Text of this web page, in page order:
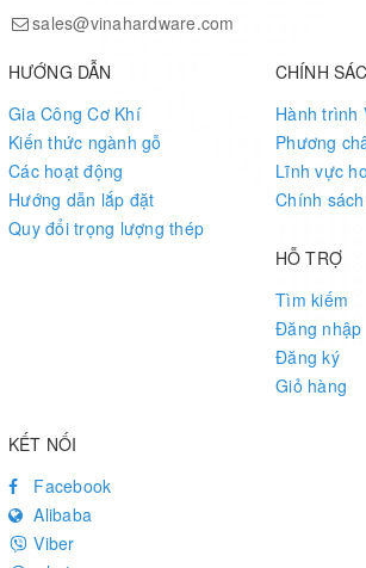
Đặc Điểm Nổi Bật
Bề mặt đá cao cấp: Bền bỉ, dễ lau
Khung bàn sơn tĩnh điện: Đảm bảo
và chống gỉ.
Thiết kế tối ưu: Cho phép xếp xen
cách tiện lợi, giúp tiết kiệm không gian và
Có sẵn nhiều
với khung bàn
Màu sắc mặt bàn:
sales@vinahardware.com
HƯỚNG DẪN
Gia Công Cơ Khí
Kiến thức ngành gỗ
Các hoạt động
Hướng dẫn lắp đặt
Quy đổi trọng lượng thép
CHÍNH
Hành trình
Phương
Lĩnh vực
Chính
HỖ TRỢ
Tìm kiếm
Đăng nhập
Đăng ký
Giỏ hàng
KẾT NỐI
Facebook
Alibaba
Viber